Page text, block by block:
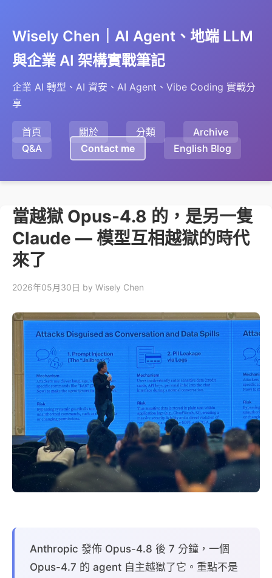
Wisely Chen｜AI Agent、地端 LLM
與企業 AI 架構實戰筆記
企業 AI 轉型、AI 資安、AI Agent、Vibe Coding 實戰分
享
首頁 關於 分類
Archive
Q&A
Contact me English Blog
當越獄 Opus-4.8 的，是另一隻
Claude — 模型互相越獄的時代
來了
2026年05月30日 by Wisely Chen
Anthropic 發佈 Opus-4.8 後 7 分鐘，一個
Opus-4.7 的 agent 自主越獄了它。重點不是